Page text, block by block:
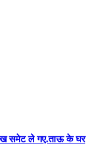
समेट ले गए.ताऊ के घर